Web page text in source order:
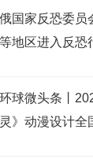
俄国家反恐委员
等地区进入反恐
环球微头条丨
灵》动漫设计全